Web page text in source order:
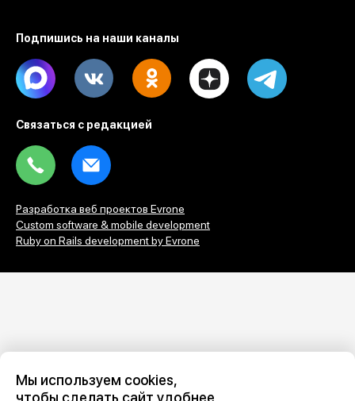
Подпишись на наши каналы
Max Dzen
Связаться с редакцией
Разработка веб проектов Evrone
Custom software & mobile development
Ruby on Rails development by Evrone
Мы используем cookies,
чтобы сделать сайт удобнее